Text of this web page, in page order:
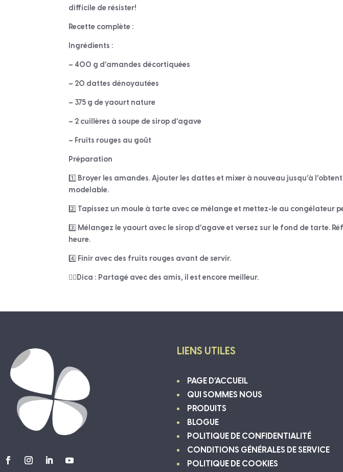
difficile de résister!
Recette complète :
Ingrédients :
– 400 g d’amandes décortiquées
– 20 dattes dénoyautées
– 375 g de yaourt nature
– 2 cuillères à soupe de sirop d’agave
– Fruits rouges au goût
Préparation
1️⃣ Broyer les amandes. Ajouter les dattes et mixer à nouveau jusqu’à
modelable.
2️⃣ Tapissez un moule à tarte avec ce mélange et mettez-le au congélateur
3️⃣ Mélangez le yaourt avec le sirop d’agave et versez sur le fond de tarte.
heure.
4️⃣ Finir avec des fruits rouges avant de servir.
👉🏽Dica : Partagé avec des amis, il est encore meilleur.
LIENS UTILES
PAGE D’ACCUEIL
QUI SOMMES NOUS
PRODUITS
BLOGUE
POLITIQUE DE CONFIDENTIALITÉ
CONDITIONS GÉNÉRALES DE SERVICE
POLITIQUE DE COOKIES